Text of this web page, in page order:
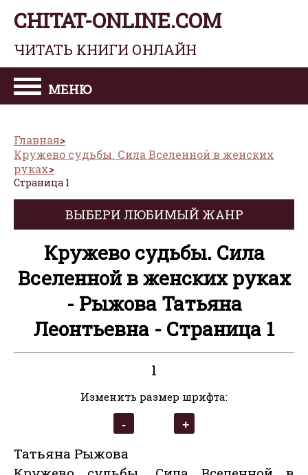
CHITAT-ONLINE.COM
ЧИТАТЬ КНИГИ ОНЛАЙН
МЕНЮ
Главная
Кружево судьбы. Сила Вселенной в женских
руках
Страница 1
ВЫБЕРИ ЛЮБИМЫЙ ЖАНР
Кружево судьбы. Сила
Вселенной в женских руках
- Рыжова Татьяна
Леонтьевна - Страница 1
1
Изменить размер шрифта:
Татьяна Рыжова